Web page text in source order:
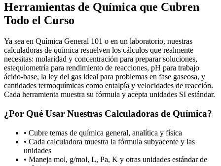
Herramientas de Química que Cubren
Todo el Curso
Ya sea en Química General 101 o en un laboratorio, nuestras
calculadoras de química resuelven los cálculos que realmente
necesitas: molaridad y concentración para preparar soluciones,
estequiometría para rendimiento de reacciones, pH para trabajo
ácido-base, la ley del gas ideal para problemas en fase gaseosa, y
cantidades termoquímicas como entalpía y velocidades de reacción.
Cada herramienta muestra su fórmula y acepta unidades SI estándar.
¿Por Qué Usar Nuestras Calculadoras de Química?
• Cubre temas de química general, analítica y física
• Cada calculadora muestra la fórmula subyacente y las
unidades
• Maneja mol, g/mol, L, Pa, K y otras unidades estándar de